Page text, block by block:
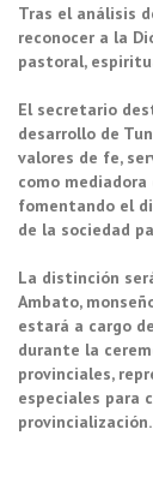
Tras el análisis
reconocer a la
pastoral,
El secretario
desarrollo de
valores de fe,
como
fomentando el
de la sociedad
La distinción
Ambato,
estará a cargo
durante la
provinciales,
especiales para